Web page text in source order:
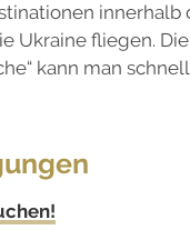
Ukraine fliegen.
kann man